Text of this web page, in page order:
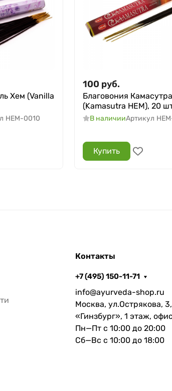
Хем (Vanilla
HEM-0010
100 руб.
Благовония
(Kamasutra HEM), 20
В наличииАртикул
Купить
Контакты
+7 (495) 150-11-71
info@ayurveda-shop.ru
Москва, ул.Острякова,
«Гинзбург», 1 этаж,
Пн—Пт с 10:00 до 20:00
Сб—Вс с 10:00 до 18:00